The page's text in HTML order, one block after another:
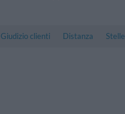
Giudizio clienti Distanza
Stelle